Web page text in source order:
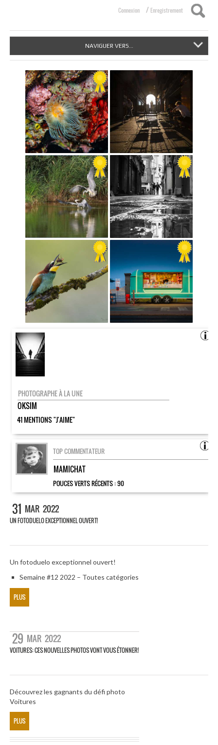
Connexion / Enregistrement
NAVIGUER VERS...
PHOTOGRAPHE À LA UNE
OKSIM
41 MENTIONS "J'AIME"
TOP COMMENTATEUR
MAMICHAT
POUCES VERTS RÉCENTS :90
31 MAR 2022
UN FOTODUELO EXCEPTIONNEL OUVERT!
Un fotoduelo exceptionnel ouvert!
Semaine #12 2022 – Toutes catégories
PLUS
29 MAR 2022
VOITURES: CES NOUVELLES PHOTOS VONT VOUS ÉTONNER!
Découvrez les gagnants du défi photo
Voitures
PLUS